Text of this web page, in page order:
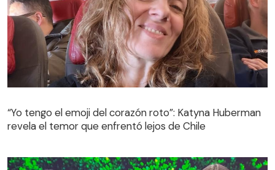
“Yo tengo el emoji del corazón roto”: Katyna Huberman
revela el temor que enfrentó lejos de Chile